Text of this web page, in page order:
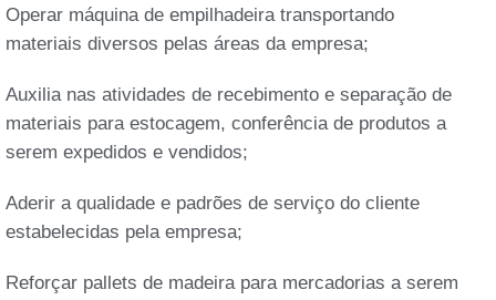
Operar máquina de empilhadeira transportando
materiais diversos pelas áreas da empresa;
Auxilia nas atividades de recebimento e separação de
materiais para estocagem, conferência de produtos a
serem expedidos e vendidos;
Aderir a qualidade e padrões de serviço do cliente
estabelecidas pela empresa;
Reforçar pallets de madeira para mercadorias a serem